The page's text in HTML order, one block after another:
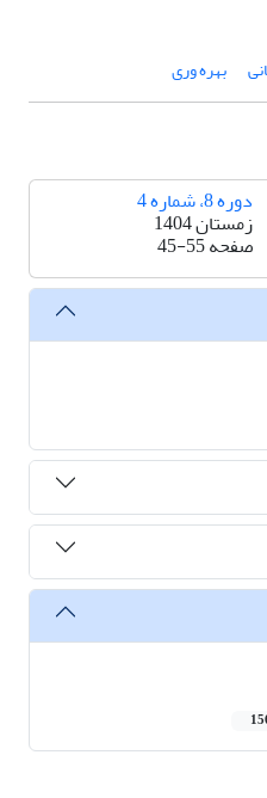
بهره وری
دوره 8، شماره 4
زمستان 1404
صفحه45-55